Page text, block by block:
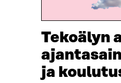
Tekoälyn
ja